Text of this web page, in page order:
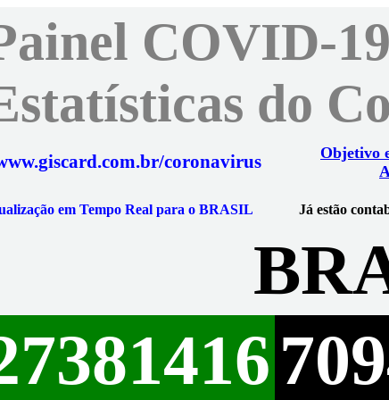
COVID-19
do
coronavirus
Objetivo
em Tempo Real para o BRASIL Já estão